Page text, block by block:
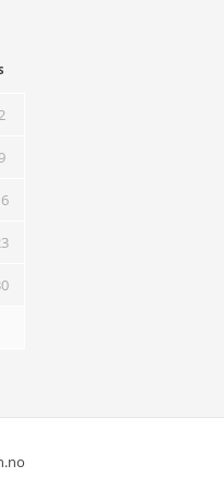
9